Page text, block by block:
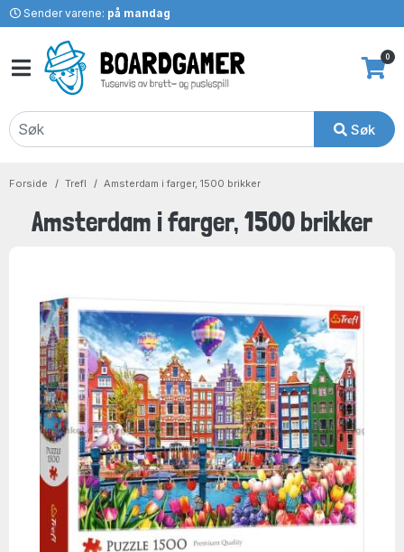
Sender varene: på mandag
Søk
0
Forside Trefl Amsterdam i farger, 1500 brikker
Amsterdam i farger, 1500 brikker